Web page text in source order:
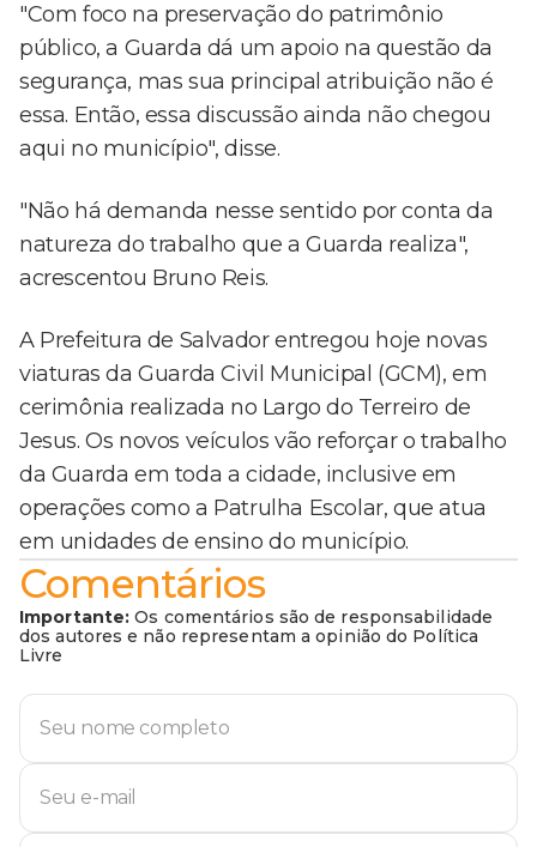
"Com foco na preservação do patrimônio
público, a Guarda dá um apoio na questão da
segurança, mas sua principal atribuição não é
essa. Então, essa discussão ainda não chegou
aqui no município", disse.
"Não há demanda nesse sentido por conta da
natureza do trabalho que a Guarda realiza",
acrescentou Bruno Reis.
A Prefeitura de Salvador entregou hoje novas
viaturas da Guarda Civil Municipal (GCM), em
cerimônia realizada no Largo do Terreiro de
Jesus. Os novos veículos vão reforçar o trabalho
da Guarda em toda a cidade, inclusive em
operações como a Patrulha Escolar, que atua
em unidades de ensino do município.
Comentários
Importante: Os comentários são de responsabilidade
dos autores e não representam a opinião do Política
Livre